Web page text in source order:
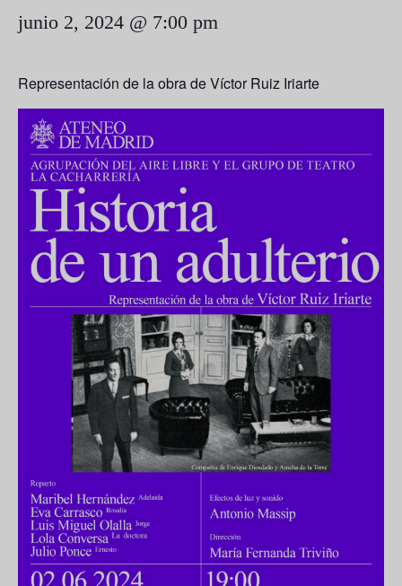
junio 2, 2024 @ 7:00 pm
Representación de la obra de Víctor Ruiz Iriarte